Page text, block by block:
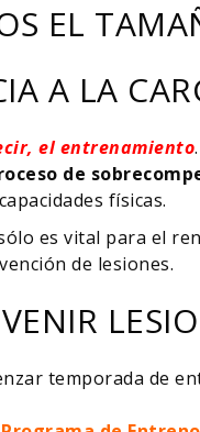
EL
A LA
el entrenamiento
de
físicas.
es vital para el
de lesiones.
temporada de